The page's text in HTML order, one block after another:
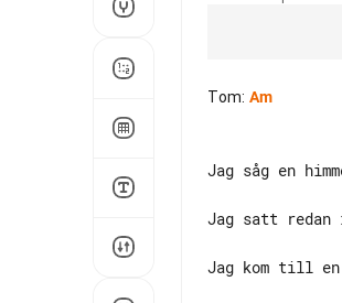
Tom: Am